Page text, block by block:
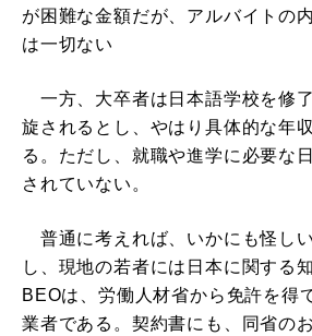
が困難な金額だが、アルバイトの
は一切ない
一方、大卒者は日本語学校を修
旋されるとし、やはり具体的な年
る。ただし、就職や進学に必要な
されていない。
普通に考えれば、いかにも怪し
し、現地の若者には日本に関する
BEOは、労働人材省から免許を得
業者である。契約書にも、同省の